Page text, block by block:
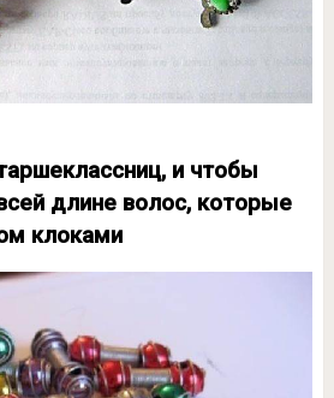
и чтобы
длине волос, которые
клоками